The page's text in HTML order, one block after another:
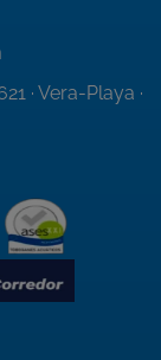
· Vera-Playa ·